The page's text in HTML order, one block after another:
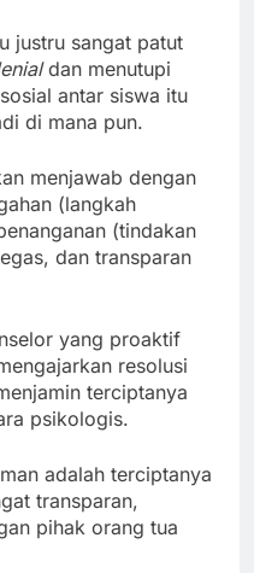
justru sangat patut
dan menutupi
antar siswa itu
di mana pun.
menjawab dengan
(langkah
(tindakan
dan transparan
yang proaktif
resolusi
terciptanya
psikologis.
adalah terciptanya
transparan,
pihak orang tua